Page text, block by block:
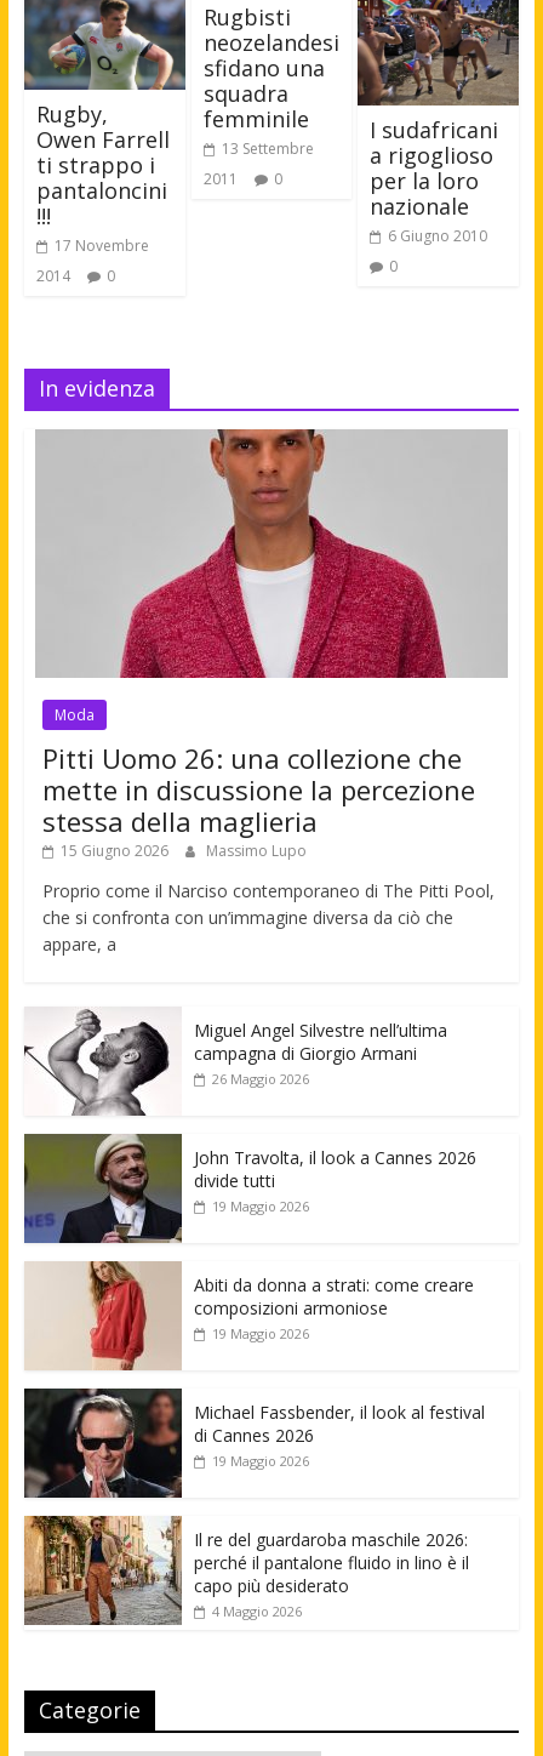
Rugby,
Owen Farrell
ti strappo i
pantaloncini
!!!
17 Novembre
2014
0
Rugbisti
neozelandesi
sfidano una
squadra
femminile
13 Settembre
2011
0
I sudafricani
a rigoglioso
per la loro
nazionale
6 Giugno 2010
0
In evidenza
Moda
Pitti Uomo 26: una collezione che
mette in discussione la percezione
stessa della maglieria
15 Giugno 2026 Massimo Lupo
Proprio come il Narciso contemporaneo di The Pitti Pool,
che si confronta con un’immagine diversa da ciò che
appare, a
Miguel Angel Silvestre nell’ultima
campagna di Giorgio Armani
26 Maggio 2026
John Travolta, il look a Cannes 2026
divide tutti
19 Maggio 2026
Abiti da donna a strati: come creare
composizioni armoniose
19 Maggio 2026
Michael Fassbender, il look al festival
di Cannes 2026
19 Maggio 2026
Il re del guardaroba maschile 2026:
perché il pantalone fluido in lino è il
capo più desiderato
4 Maggio 2026
Categorie